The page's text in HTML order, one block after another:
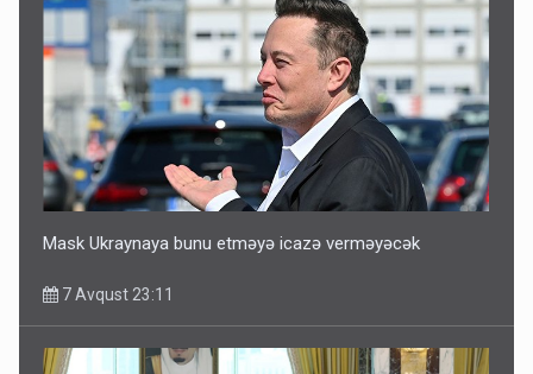
Mask Ukraynaya bunu etməyə icazə verməyəcək
7 Avqust 23:11